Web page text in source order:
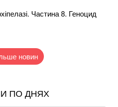
Частина 8. Геноцид
новин
про нову гучну
ПО ДНЯХ